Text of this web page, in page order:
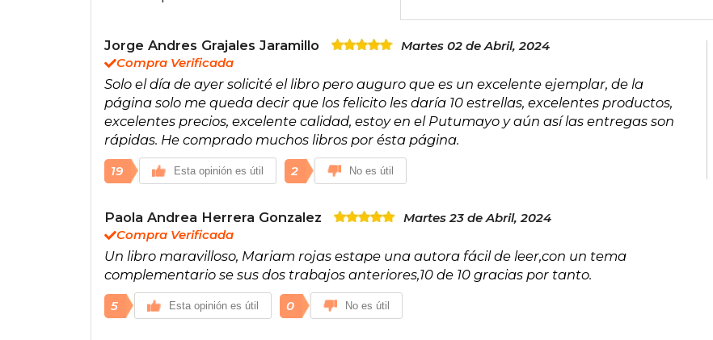
En 2018 ha comenzado un
www.marianrojas.com
Jorge Andres Grajales Jaramillo
Martes 02 de Abril, 2024
Compra Verificada
Solo el día de ayer solicité el libro pero auguro que es un excelente ejemplar, de la
página solo me queda decir que los felicito les daría 10 estrellas, excelentes productos,
excelentes precios, excelente calidad, estoy en el Putumayo y aún así las entregas son
rápidas. He comprado muchos libros por ésta página.
19 Esta opinión es útil 2 No es útil
Paola Andrea Herrera Gonzalez
Martes 23 de Abril, 2024
Compra Verificada
Un libro maravilloso, Mariam rojas estape una autora fácil de leer,con un tema
complementario se sus dos trabajos anteriores,10 de 10 gracias por tanto.
5 Esta opinión es útil 0 No es útil